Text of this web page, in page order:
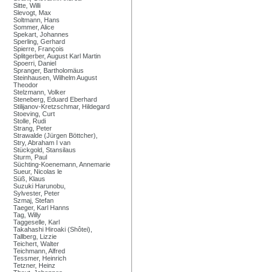
Sitte, Willi
Slevogt, Max
Soltmann, Hans
Sommer, Alice
Spekart, Johannes
Sperling, Gerhard
Spierre, François
Splitgerber, August Karl Martin
Spoerri, Daniel
Spranger, Bartholomäus
Steinhausen, Wilhelm August
Theodor
Stelzmann, Volker
Steneberg, Eduard Eberhard
Stilijanov-Kretzschmar, Hildegard
Stoeving, Curt
Stolle, Rudi
Strang, Peter
Strawalde (Jürgen Böttcher),
Stry, Abraham I van
Stückgold, Stansilaus
Sturm, Paul
Süchting-Koenemann, Annemarie
Sueur, Nicolas le
Süß, Klaus
Suzuki Harunobu,
Sylvester, Peter
Szmaj, Stefan
Taeger, Karl Hanns
Tag, Willy
Taggeselle, Karl
Takahashi Hiroaki (Shôtei),
Tallberg, Lizzie
Teichert, Walter
Teichmann, Alfred
Tessmer, Heinrich
Tetzner, Heinz